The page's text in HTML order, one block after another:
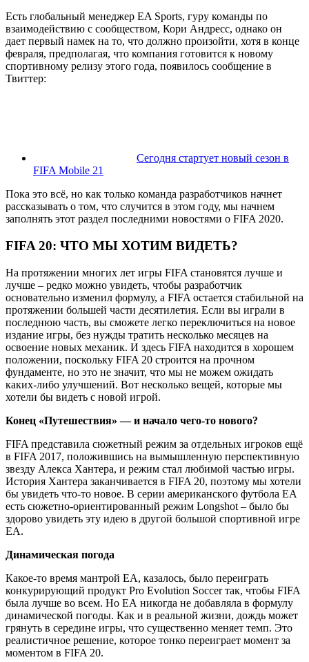
Есть глобальный менеджер EA Sports, гуру команды по
взаимодействию с сообществом, Кори Андресс, однако он
дает первый намек на то, что должно произойти, хотя в конце
февраля, предполагая, что компания готовится к новому
спортивному релизу этого года, появилось сообщение в
Твиттер:
Сегодня стартует новый сезон в
FIFA Mobile 21
Пока это всё, но как только команда разработчиков начнет
рассказывать о том, что случится в этом году, мы начнем
заполнять этот раздел последними новостями о FIFA 2020.
FIFA 20: ЧТО МЫ ХОТИМ ВИДЕТЬ?
На протяжении многих лет игры FIFA становятся лучше и
лучше – редко можно увидеть, чтобы разработчик
основательно изменил формулу, а FIFA остается стабильной на
протяжении большей части десятилетия. Если вы играли в
последнюю часть, вы сможете легко переключиться на новое
издание игры, без нужды тратить несколько месяцев на
освоение новых механик. И здесь FIFA находится в хорошем
положении, поскольку FIFA 20 строится на прочном
фундаменте, но это не значит, что мы не можем ожидать
каких-либо улучшений. Вот несколько вещей, которые мы
хотели бы видеть с новой игрой.
Конец «Путешествия» — и начало чего-то нового?
FIFA представила сюжетный режим за отдельных игроков ещё
в FIFA 2017, положившись на вымышленную перспективную
звезду Алекса Хантера, и режим стал любимой частью игры.
История Хантера заканчивается в FIFA 20, поэтому мы хотели
бы увидеть что-то новое. В серии американского футбола EA
есть сюжетно-ориентированный режим Longshot – было бы
здорово увидеть эту идею в другой большой спортивной игре
ЕА.
Динамическая погода
Какое-то время мантрой EA, казалось, было переиграть
конкурирующий продукт Pro Evolution Soccer так, чтобы FIFA
была лучше во всем. Но ЕА никогда не добавляла в формулу
динамической погоды. Как и в реальной жизни, дождь может
грянуть в середине игры, что существенно меняет темп. Это
реалистичное решение, которое тонко переиграет момент за
моментом в FIFA 20.